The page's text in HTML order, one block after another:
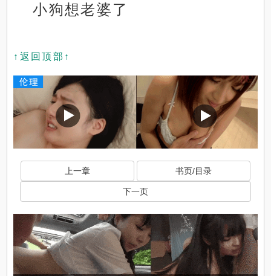
小狗想老婆了
↑返回顶部↑
上一章 书页/目录
下一页